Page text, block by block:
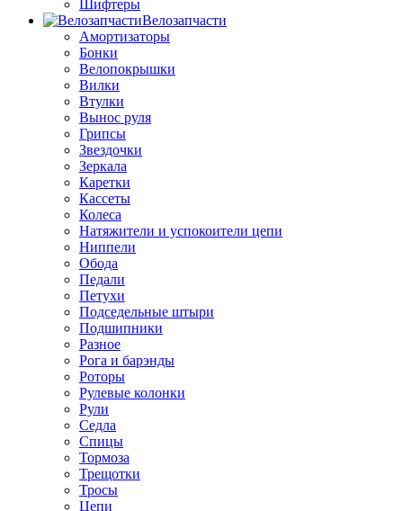
Шифтеры
Велозапчасти
Амортизаторы
Бонки
Велопокрышки
Вилки
Втулки
Вынос руля
Грипсы
Звездочки
Зеркала
Каретки
Кассеты
Колеса
Натяжители и успокоители цепи
Ниппели
Обода
Педали
Петухи
Подседельные штыри
Подшипники
Разное
Рога и барэнды
Роторы
Рулевые колонки
Рули
Седла
Спицы
Тормоза
Трещотки
Тросы
Цепи